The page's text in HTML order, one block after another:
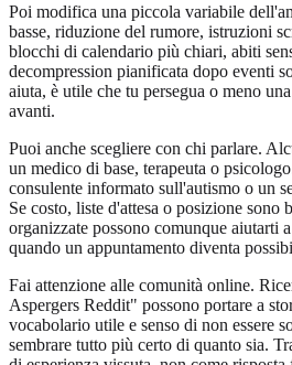
Poi modifica una piccola variabile
basse, riduzione del rumore, istruzioni
blocchi di calendario più chiari, abiti
decompression pianificata dopo eventi
aiuta, è utile che tu persegua o meno
avanti.
Puoi anche scegliere con chi parlare.
un medico di base, terapeuta o
consulente informato sull'autismo o un
Se costo, liste d'attesa o posizione sono
organizzate possono comunque aiutarti
quando un appuntamento diventa
Fai attenzione alle comunità online.
Aspergers Reddit" possono portare a
vocabolario utile e senso di non essere
sembrare tutto più certo di quanto sia.